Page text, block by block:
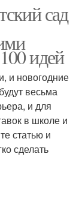
на елку
из бумаги
сад
идей
и новогодние
весьма
и для
в школе и
статью и
сделать